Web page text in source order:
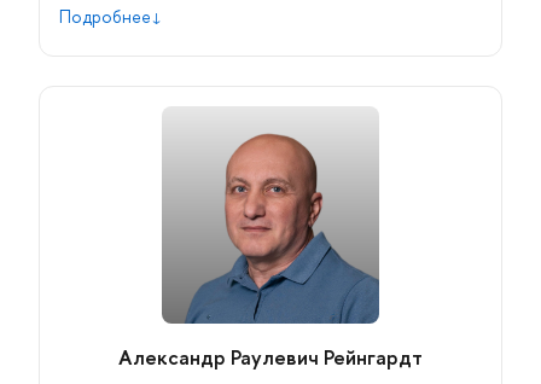
имиджевые и т.п.), корпоративное управление, принятие
Подробнее
Александр Раулевич Рейнгардт